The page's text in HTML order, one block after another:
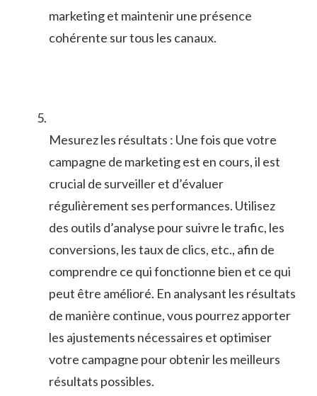
⁢marketing et maintenir une⁢ présence
cohérente sur ⁣tous⁤ les‍ canaux.
Mesurez les​ résultats : Une fois que votre
campagne de marketing​ est en cours, il est
crucial de surveiller‍ et ⁣d’évaluer
régulièrement ses ⁤performances. Utilisez⁤
des outils d’analyse pour⁣ suivre le trafic, les
conversions, les taux de‍ clics, etc., afin‍ de
comprendre ce‌ qui‍ fonctionne bien et ​ce qui
peut être amélioré. En analysant les​ résultats
de manière continue, ‌vous pourrez apporter‌
les ⁢ajustements nécessaires et ⁣optimiser
votre ⁤campagne pour obtenir ⁤les meilleurs
⁣résultats possibles.